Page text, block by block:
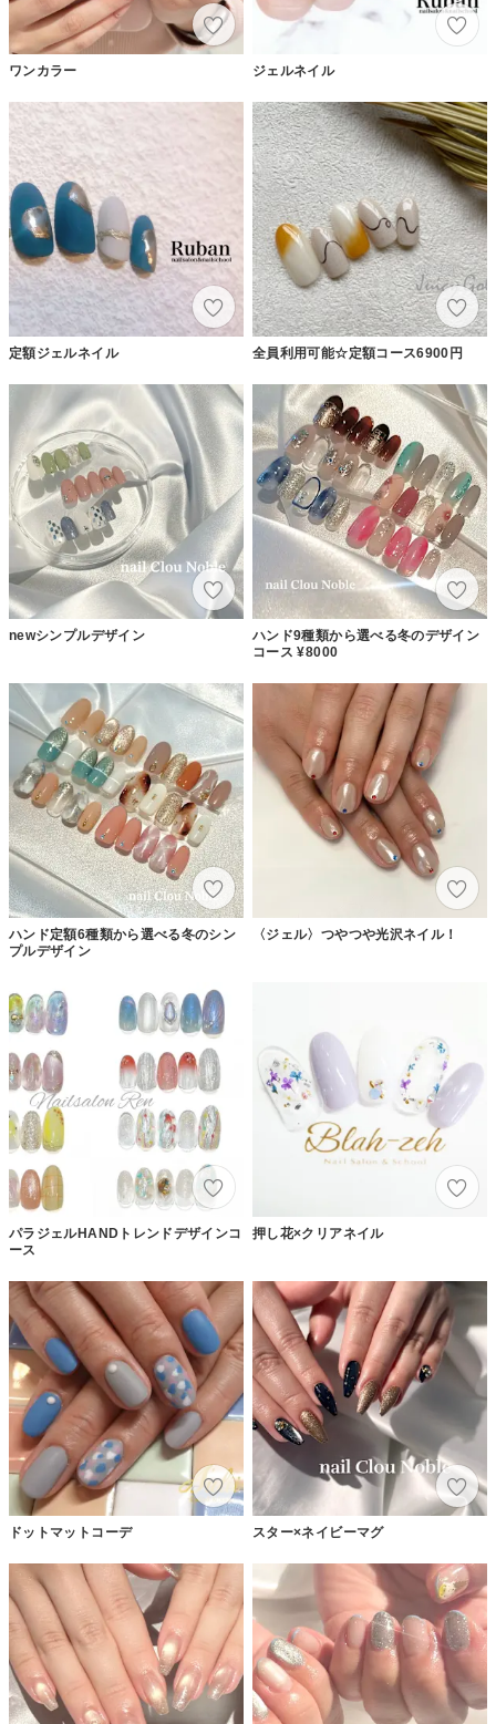
ワンカラー ジェルネイル
定額ジェルネイル 全員利用可能☆定額コース6900円
newシンプルデザイン
ハンド9種類から選べる冬のデザイン
コース ¥8000
ハンド定額6種類から選べる冬のシン
プルデザイン
〈ジェル〉つやつや光沢ネイル！
パラジェルHANDトレンドデザインコ
ース
押し花×クリアネイル
ドットマットコーデ スター×ネイビーマグ